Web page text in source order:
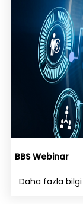
BBS Webinar
Daha fazla bilgi